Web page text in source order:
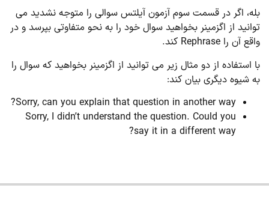
بله، اگر در قسمت سوم آزمون آیلتس سوالی را متوجه نشدید می
توانید از اگزمینر بخواهید سوال خود را به نحو متفاوتی بپرسد و در
واقع آن را Rephrase کند.
با استفاده از دو مثال زیر می توانید از اگزمینر بخواهید که سوال را
به شیوه دیگری بیان کند:
Sorry, can you explain that question in another way?
Sorry, I didn’t understand the question. Could you
say it in a different way?